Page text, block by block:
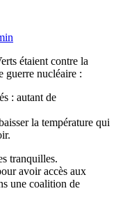
étaient contre la
guerre nucléaire :
: autant de
la température qui
tranquilles.
avoir accès aux
une coalition de